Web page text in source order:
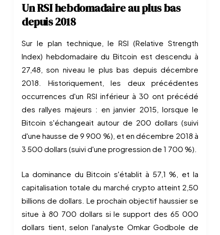
Un RSI hebdomadaire au plus bas
depuis 2018
Sur le plan technique, le RSI (Relative Strength
Index) hebdomadaire du Bitcoin est descendu à
27,48, son niveau le plus bas depuis décembre
2018. Historiquement, les deux précédentes
occurrences d'un RSI inférieur à 30 ont précédé
des rallyes majeurs : en janvier 2015, lorsque le
Bitcoin s'échangeait autour de 200 dollars (suivi
d'une hausse de 9 900 %), et en décembre 2018 à
3 500 dollars (suivi d'une progression de 1 700 %).
La dominance du Bitcoin s'établit à 57,1 %, et la
capitalisation totale du marché crypto atteint 2,50
billions de dollars. Le prochain objectif haussier se
situe à 80 700 dollars si le support des 65 000
dollars tient, selon l'analyste Omkar Godbole de